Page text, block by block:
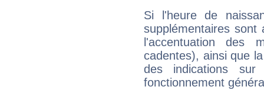
Si l'heure de
supplémentaires sont
l'accentuation des
cadentes), ainsi que
des indications sur
fonctionnement